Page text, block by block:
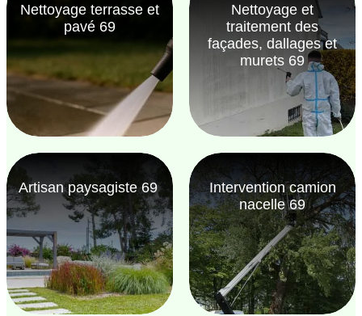
Nettoyage terrasse et
pavé 69
Nettoyage et
traitement des
façades, dallages et
murets 69
Artisan paysagiste 69
Intervention camion
nacelle 69